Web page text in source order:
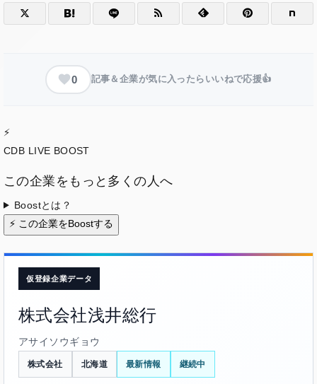
0 記事＆企業が気に入ったらいいねで応援👍
⚡
CDB LIVE BOOST
この企業をもっと多くの人へ
Boostとは？
⚡ この企業をBoostする
仮登録企業データ
株式会社浅井総行
アサイソウギョウ
株式会社 北海道 最新情報 継続中